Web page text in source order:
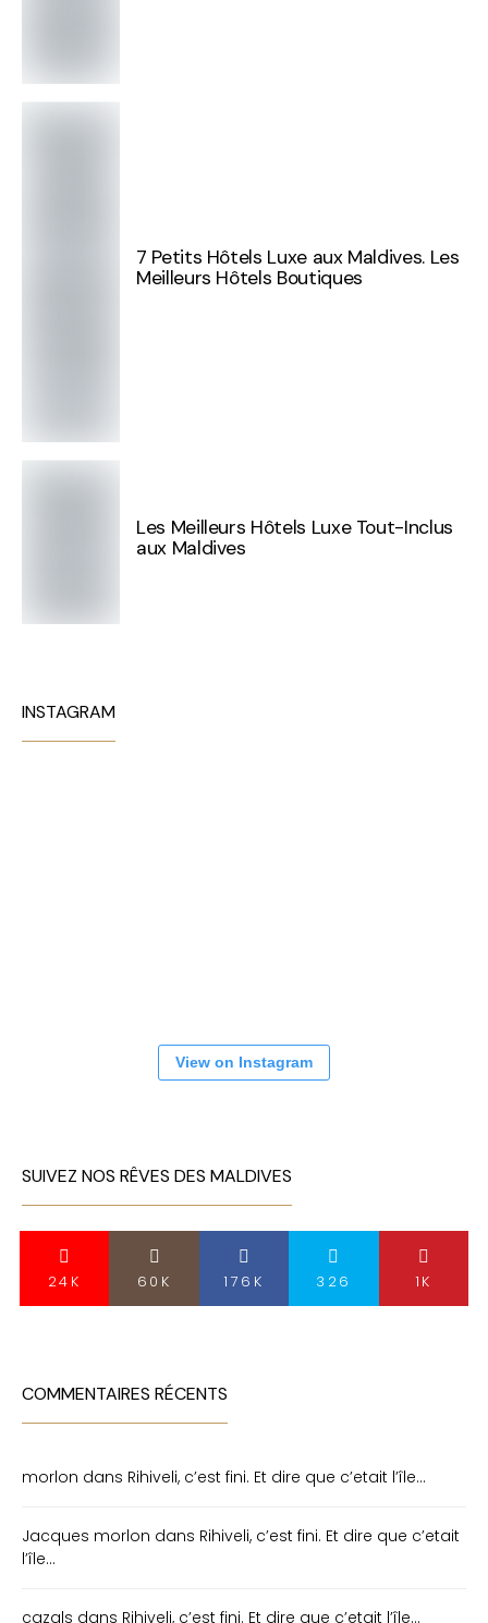
7 Petits Hôtels Luxe aux Maldives. Les
Meilleurs Hôtels Boutiques
Les Meilleurs Hôtels Luxe Tout-Inclus
aux Maldives
INSTAGRAM
View on Instagram
SUIVEZ NOS RÊVES DES MALDIVES
24K 60K 176K 326 1K
COMMENTAIRES RÉCENTS
morlon dans Rihiveli, c’est fini. Et dire que c’etait l’île…
Jacques morlon dans Rihiveli, c’est fini. Et dire que c’etait
l’île…
cazals dans Rihiveli, c’est fini. Et dire que c’etait l’île…